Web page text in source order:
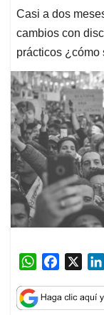
Casi a dos
cambios con
prácticos ¿cómo
W
a
c